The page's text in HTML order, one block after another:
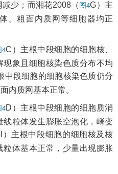
少；而湘花2008（ 图4G）主
、粗面内质网等细胞器均正
4C）主根中段细胞的细胞核、
象且细胞核染色质分布不均
中段细胞的细胞核染色质仍分
内质网基本正常。
4D）主根中段细胞的细胞质消
粒体发生膨胀空泡化，嵴变
I）主根中段细胞的细胞核及核
体基本正常，少量出现膨胀